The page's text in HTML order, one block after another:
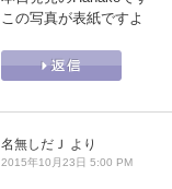
この写真が表紙ですよ
名無しだＪ より
2015年10月23日 5:00 PM